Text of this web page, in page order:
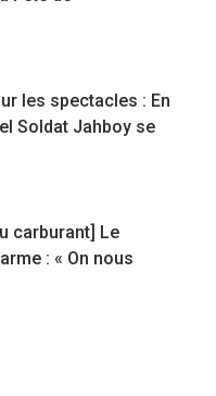
les spectacles : En
Soldat Jahboy se
carburant] Le
: « On nous